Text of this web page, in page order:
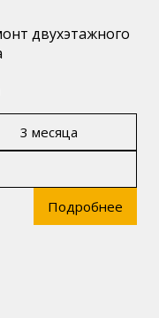
3 месяца
Подробнее